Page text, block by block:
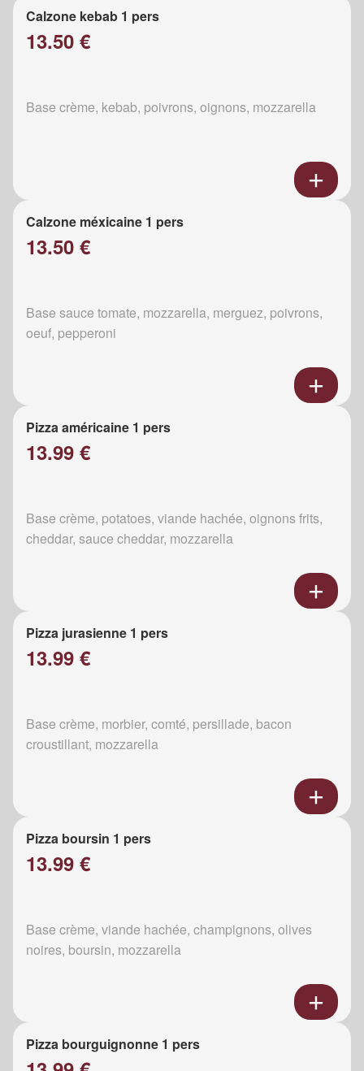
Calzone kebab 1 pers
13.50 €
Base crème, kebab, poivrons, oignons, mozzarella
Calzone méxicaine 1 pers
13.50 €
Base sauce tomate, mozzarella, merguez, poivrons,
oeuf, pepperoni
Pizza américaine 1 pers
13.99 €
Base crème, potatoes, viande hachée, oignons frits,
cheddar, sauce cheddar, mozzarella
Pizza jurasienne 1 pers
13.99 €
Base crème, morbier, comté, persillade, bacon
croustillant, mozzarella
Pizza boursin 1 pers
13.99 €
Base crème, viande hachée, champignons, olives
noires, boursin, mozzarella
Pizza bourguignonne 1 pers